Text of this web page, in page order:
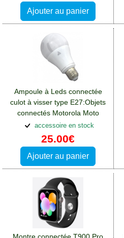
Ajouter au panier
Ampoule à Leds connectée
culot à visser type E27:Objets
connectés Motorola Moto
E32S
accessoire en stock
25.00€
Ajouter au panier